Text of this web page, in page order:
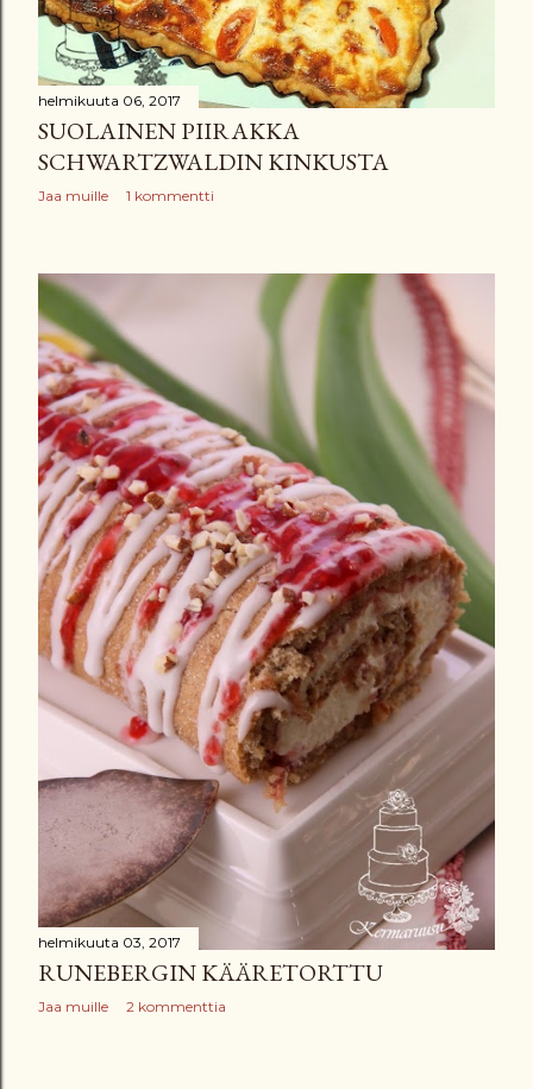
helmikuuta 06, 2017
SUOLAINEN PIIRAKKA
SCHWARTZWALDIN KINKUSTA
Jaa muille 1 kommentti
helmikuuta 03, 2017
RUNEBERGIN KÄÄRETORTTU
Jaa muille 2 kommenttia